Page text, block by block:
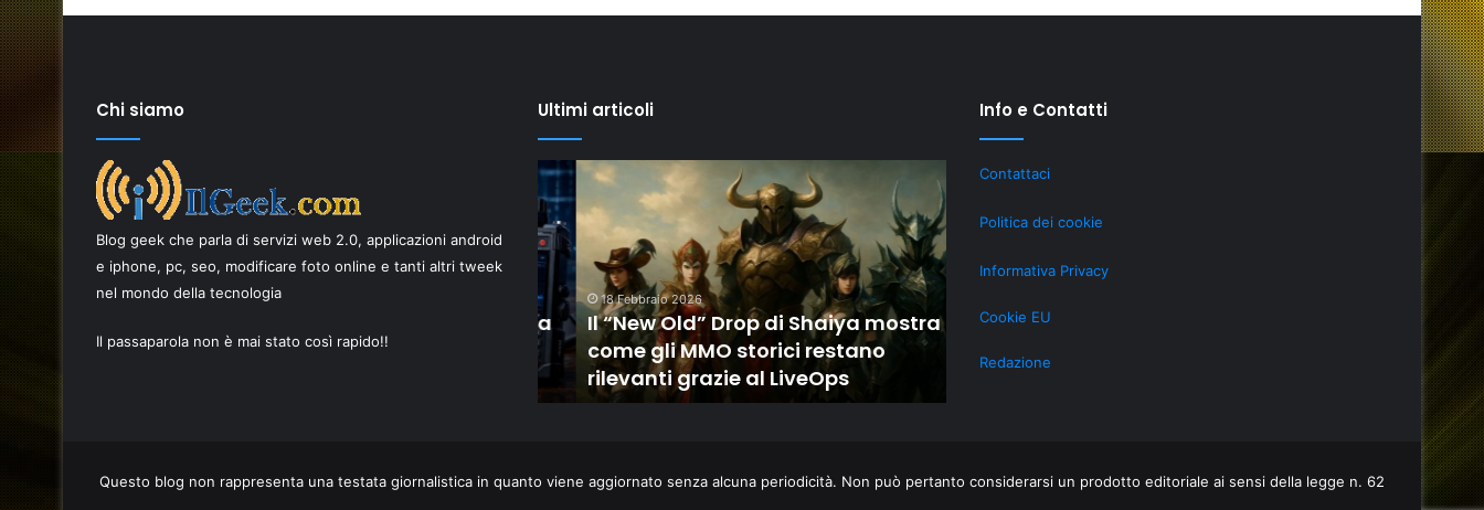
Chi siamo
Blog geek che parla di servizi web 2.0, applicazioni android
e iphone, pc, seo, modificare foto online e tanti altri tweek
nel mondo della tecnologia
Il passaparola non è mai stato così rapido!!
Ultimi articoli
Privacy
Digitale:
Come
difendersi
da
Spyware
Microspie
13 Marzo 2026
Spyware e Microspie di Nuova
Il
“New
Old”
Drop
di
Shaiya
mostra
come
gli
MMO
storici
grazie
18 Febbraio 2026
Il “New Old” Drop di Shaiya mostra
come gli MMO storici restano
rilevanti grazie al LiveOps
Investire
in
tecnologia:
partita
risparmi
tasse
25 Maggio 2025
Investire in tecnologia: se hai la
6 Maggio 2025
L’ottava
meraviglia
Info e Contatti
Contattaci
Politica dei cookie
Informativa Privacy
Cookie EU
Redazione
Questo blog non rappresenta una testata giornalistica in quanto viene aggiornato senza alcuna periodicità. Non può pertanto considerarsi un prodotto editoriale ai sensi della legge n. 62